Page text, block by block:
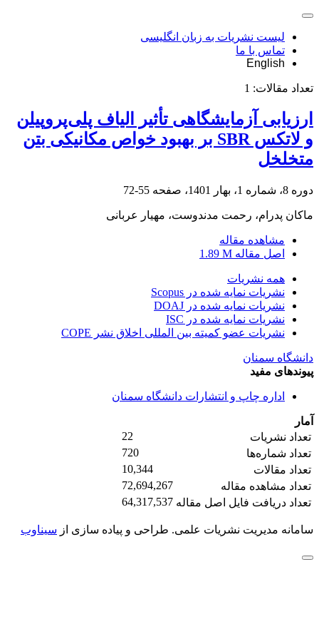
لیست نشریات به زبان انگلیسی
تماس با ما
English
تعداد مقالات: 1
ارزیابی آزمایشگاهی تأثیر الیاف پلی‌پروپیلن
و لاتکس SBR بر بهبود خواص مکانیکی بتن
متخلخل
دوره 8، شماره 1، بهار 1401، صفحه 55-72
ماکان پدرام، رحمت مدندوست، مهیار عربانی
مشاهده مقاله
اصل مقاله 1.89 M
همه نشریات
نشریات نمایه شده در Scopus
نشریات نمایه شده در DOAJ
نشریات نمایه شده در ISC
نشریات عضو کمیته بین المللی اخلاق نشر COPE
دانشگاه سمنان
پیوندهای مفید
اداره چاپ و انتشارات دانشگاه سمنان
آمار
تعداد نشریات
22
تعداد شماره‌ها
720
تعداد مقالات
10,344
تعداد مشاهده مقاله
72,694,267
تعداد دریافت فایل اصل مقاله 64,317,537
سامانه مدیریت نشریات علمی. طراحی و پیاده سازی از سیناوب